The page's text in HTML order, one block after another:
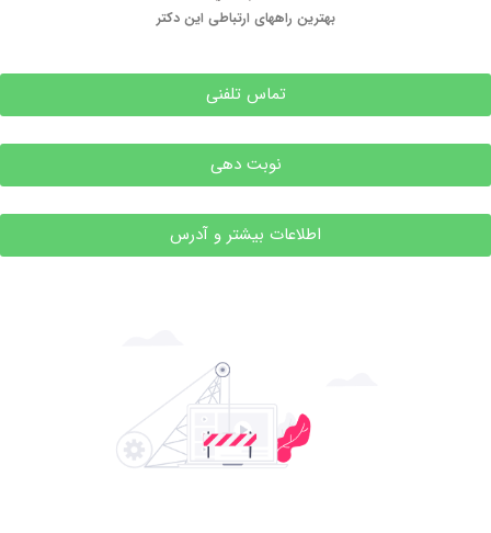
بهترین راههای ارتباطی این دکتر
تماس تلفنی
نوبت دهی
اطلاعات بیشتر و آدرس